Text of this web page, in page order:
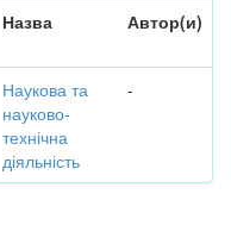
Назва Автор(и)
Наукова та
науково-
технічна
діяльність
-